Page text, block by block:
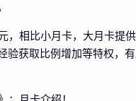
，相比小月卡，大月卡提
验获取比例增加等特权，